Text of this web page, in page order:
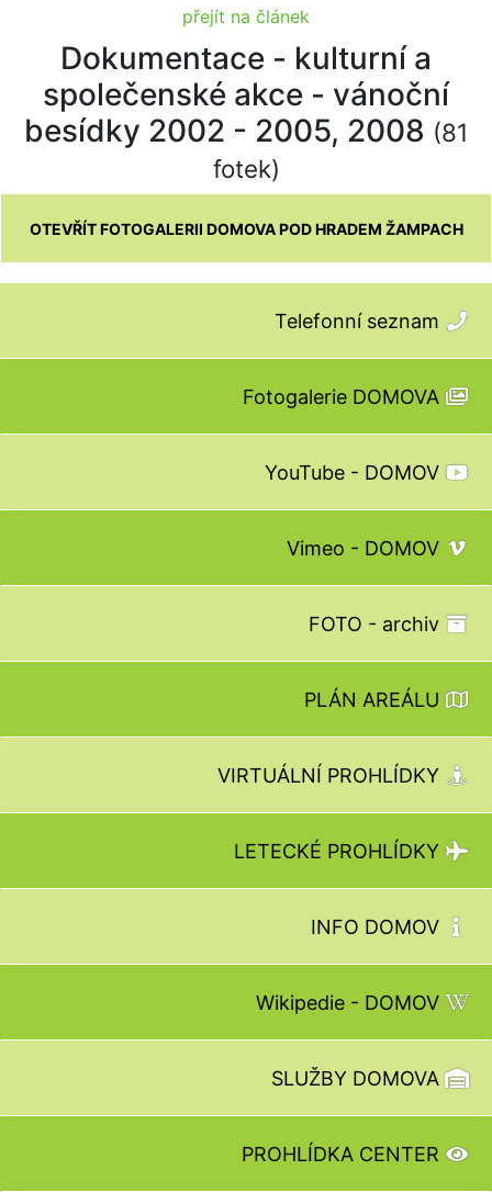
přejít na článek
Dokumentace - kulturní a
společenské akce - vánoční
besídky 2002 - 2005, 2008 (81
fotek)
OTEVŘÍT FOTOGALERII DOMOVA POD HRADEM ŽAMPACH
Telefonní seznam
Fotogalerie DOMOVA
YouTube - DOMOV
Vimeo - DOMOV
FOTO - archiv
PLÁN AREÁLU
VIRTUÁLNÍ PROHLÍDKY
LETECKÉ PROHLÍDKY
INFO DOMOV
Wikipedie - DOMOV
SLUŽBY DOMOVA
PROHLÍDKA CENTER